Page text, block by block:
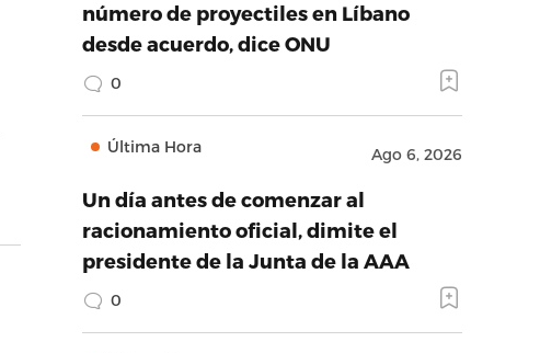
número de proyectiles en Líbano
desde acuerdo, dice ONU
0
Última Hora Ago 6, 2026
Un día antes de comenzar al
racionamiento oficial, dimite el
presidente de la Junta de la AAA
0